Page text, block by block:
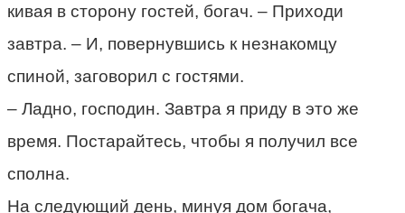
кивая в сторону гостей, богач. – Приходи
завтра. – И, повернувшись к незнакомцу
спиной, заговорил с гостями.
– Ладно, господин. Завтра я приду в это же
время. Постарайтесь, чтобы я получил все
сполна.
На следующий день, минуя дом богача,